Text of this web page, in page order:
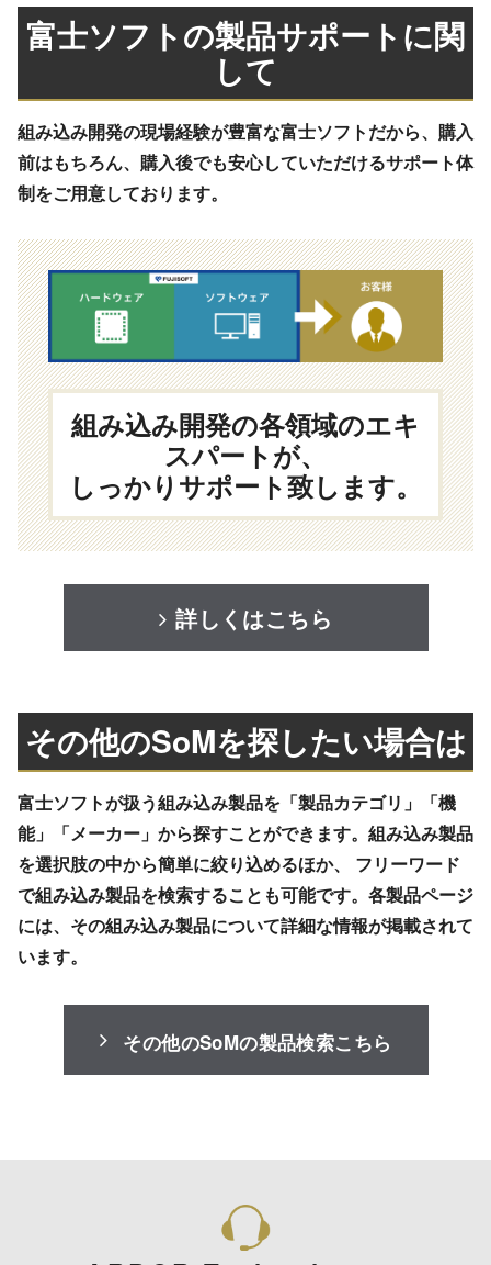
富士ソフトの製品サポートに関
して
組み込み開発の現場経験が豊富な富士ソフトだから、購入
前はもちろん、購入後でも安心していただけるサポート体
制をご用意しております。
組み込み開発の各領域のエキ
スパートが、
しっかりサポート致します。
詳しくはこちら
その他のSoMを探したい場合は
富士ソフトが扱う組み込み製品を「製品カテゴリ」「機
能」「メーカー」から探すことができます。組み込み製品
を選択肢の中から簡単に絞り込めるほか、 フリーワード
で組み込み製品を検索することも可能です。各製品ページ
には、その組み込み製品について詳細な情報が掲載されて
います。
その他のSoMの製品検索こちら